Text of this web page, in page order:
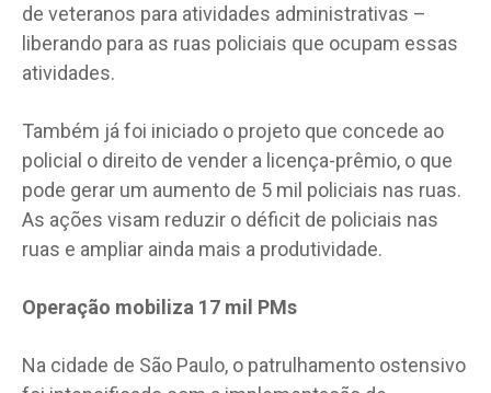
de veteranos para atividades administrativas –
liberando para as ruas policiais que ocupam essas
atividades.
Também já foi iniciado o projeto que concede ao
policial o direito de vender a licença-prêmio, o que
pode gerar um aumento de 5 mil policiais nas ruas.
As ações visam reduzir o déficit de policiais nas
ruas e ampliar ainda mais a produtividade.
Operação mobiliza 17 mil PMs
Na cidade de São Paulo, o patrulhamento ostensivo